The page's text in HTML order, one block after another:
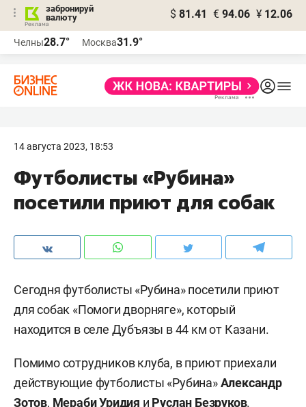
забронируй
валюту
$ 81.41 € 94.06 ¥ 12.06
Челны28.7° Москва31.9°
14 августа 2023, 18:53
Футболисты «Рубина»
посетили приют для собак
Сегодня футболисты «Рубина» посетили приют
для собак «Помоги дворняге», который
находится в селе Дубъязы в 44 км от Казани.
Помимо сотрудников клуба, в приют приехали
действующие футболисты «Рубина»Александр
Зотов, Мераби Уридия и Руслан Безруков.